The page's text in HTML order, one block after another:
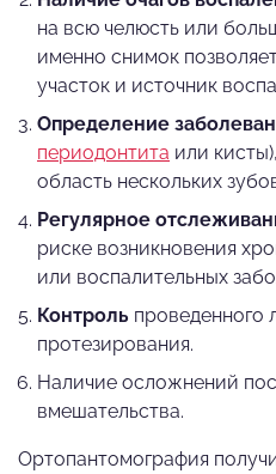
на всю челюсть или
именно снимок
участок и источник
Определение
периодонтита или
область нескольких
Регулярное
риске возникновения
или воспалительных
Контроль проведенного
протезирования.
Наличие осложнений
вмешательства.
Ортопантомография